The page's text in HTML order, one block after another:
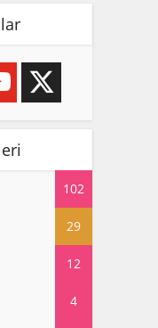
102
29
12
4